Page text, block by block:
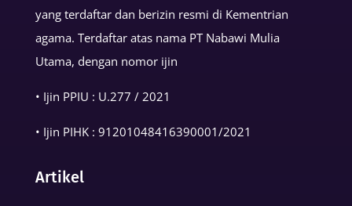
yang terdaftar dan berizin resmi di Kementrian
agama. Terdaftar atas nama PT Nabawi Mulia
Utama, dengan nomor ijin
• Ijin PPIU : U.277 / 2021
• Ijin PIHK : 91201048416390001/2021
Artikel